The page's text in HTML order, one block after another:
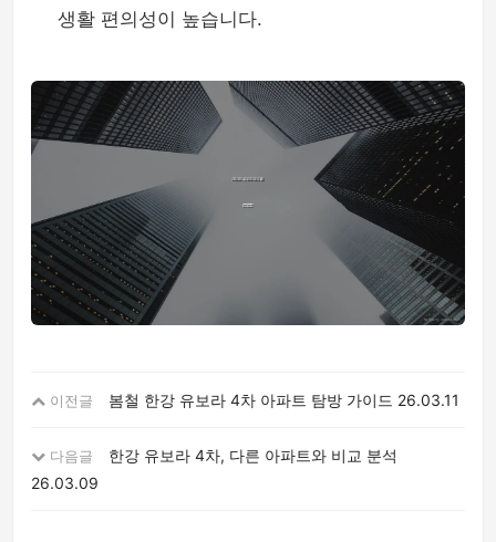
생활 편의성이 높습니다.
이전글 봄철 한강 유보라 4차 아파트 탐방 가이드 26.03.11
다음글
한강 유보라 4차, 다른 아파트와 비교 분석
26.03.09